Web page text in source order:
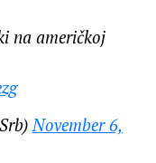
na američkoj
November 6,